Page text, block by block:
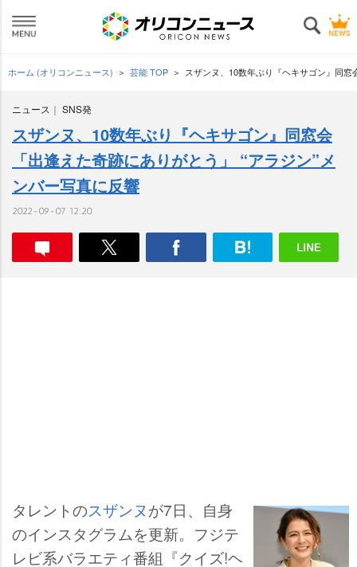
ホーム (オリコンニュース) 芸能 TOP スザンヌ、10数年ぶり『ヘキサゴン』同
ニュース SNS発
スザンヌ、10数年ぶり『ヘキサゴン』同窓会
「出逢えた奇跡にありがとう」 “アラジン”メ
ンバー写真に反響
2022-09-07 12:20
タレントのスザンヌが7日、自身
のインスタグラムを更新。フジテ
レビ系バラエティ番組『クイズ!ヘ